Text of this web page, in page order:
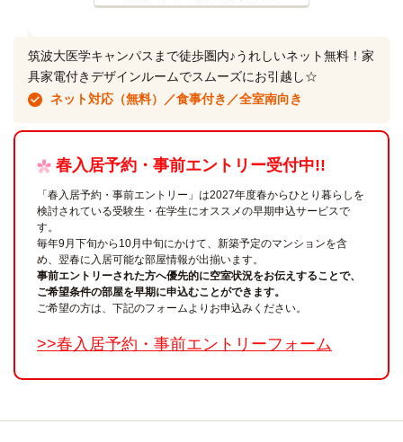
筑波大医学キャンパスまで徒歩圏内♪うれしいネット無料！家
具家電付きデザインルームでスムーズにお引越し☆
ネット対応（無料）／食事付き／全室南向き
春入居予約・事前エントリー受付中!!
「春入居予約・事前エントリー」は2027年度春からひとり暮らしを
検討されている受験生・在学生にオススメの早期申込サービスで
す。
毎年9月下旬から10月中旬にかけて、新築予定のマンションを含
め、翌春に入居可能な部屋情報が出揃います。
事前エントリーされた方へ優先的に空室状況をお伝えすることで、
ご希望条件の部屋を早期に申込むことができます。
ご希望の方は、下記のフォームよりお申込みください。
>>春入居予約・事前エントリーフォーム